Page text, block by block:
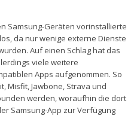
Samsung-Geräten vorinstallierte
da nur wenige externe Dienste
Auf einen Schlag hat das
viele weitere
Apps aufgenommen. So
Misfit, Jawbone, Strava und
werden, woraufhin die dort
Samsung-App zur Verfügung